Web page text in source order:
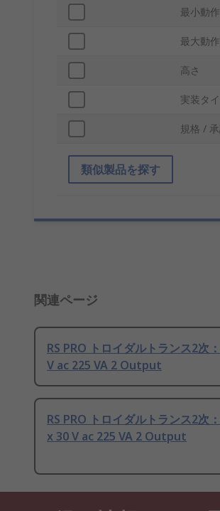
最小動
最大動
高さ
実装タ
規格 /
類似製品を探す
関連ページ
RS PRO トロイダルトランス2次
V ac 225 VA 2 Output
RS PRO トロイダルトランス2次
x 30 V ac 225 VA 2 Output